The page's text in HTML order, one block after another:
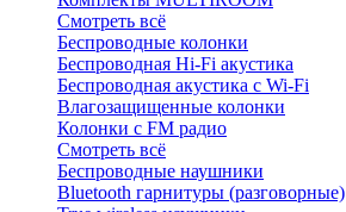
Смотреть всё
Беспроводные колонки
Беспроводная Hi-Fi акустика
Беспроводная акустика с Wi-Fi
Влагозащищенные колонки
Колонки с FM радио
Смотреть всё
Беспроводные наушники
Bluetоoth гарнитуры (разговорные)